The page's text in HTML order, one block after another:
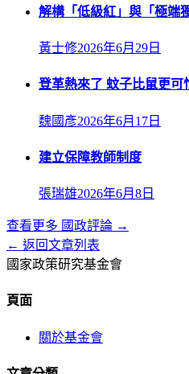
解構「低級紅」與「極端
黃士修2026年6月29日
登革熱來了 蚊子比鼠更可
魏國彥2026年6月17日
建立保障教師制度
張瑞雄2026年6月8日
查看更多 國政評論 →
← 返回文章列表
國家政策研究基金會
頁面
關於基金會